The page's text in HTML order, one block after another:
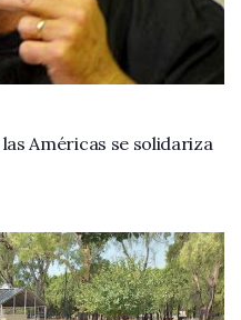
Américas se solidariza